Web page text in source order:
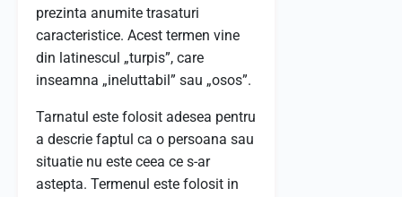
prezinta anumite trasaturi
caracteristice. Acest termen vine
din latinescul „turpis”, care
inseamna „ineluttabil” sau „osos”.
Tarnatul este folosit adesea pentru
a descrie faptul ca o persoana sau
situatie nu este ceea ce s-ar
astepta. Termenul este folosit in